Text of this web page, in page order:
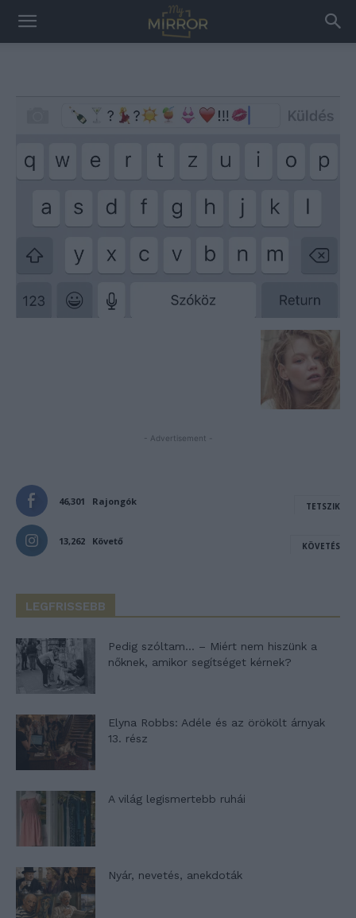
- Advertisement -
46,301 Rajongók TETSZIK
13,262 Követő KÖVETÉS
LEGFRISSEBB
Pedig szóltam… – Miért nem hiszünk a
nőknek, amikor segítséget kérnek?
Elyna Robbs: Adéle és az örökölt árnyak
13. rész
A világ legismertebb ruhái
Nyár, nevetés, anekdoták